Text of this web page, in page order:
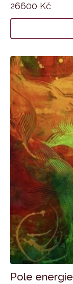
26600 Kč
Pole energie